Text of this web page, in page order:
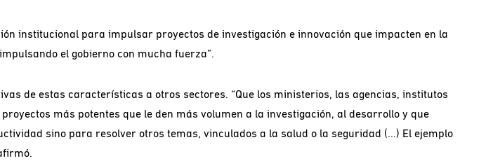
institucional para impulsar proyectos de investigación e innovación que impacten en la
el gobierno con mucha fuerza”.
de estas características a otros sectores. “Que los ministerios, las agencias, institutos
más potentes que le den más volumen a la investigación, al desarrollo y que
sino para resolver otros temas, vinculados a la salud o la seguridad (...) El ejemplo